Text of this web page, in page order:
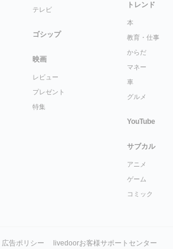
テレビ
ゴシップ
映画
レビュー
プレゼント
特集
トレンド
本
教育・仕事
からだ
マネー
車
グルメ
YouTube
サブカル
アニメ
ゲーム
コミック
告ポリシー livedoorお客様サポートセンター